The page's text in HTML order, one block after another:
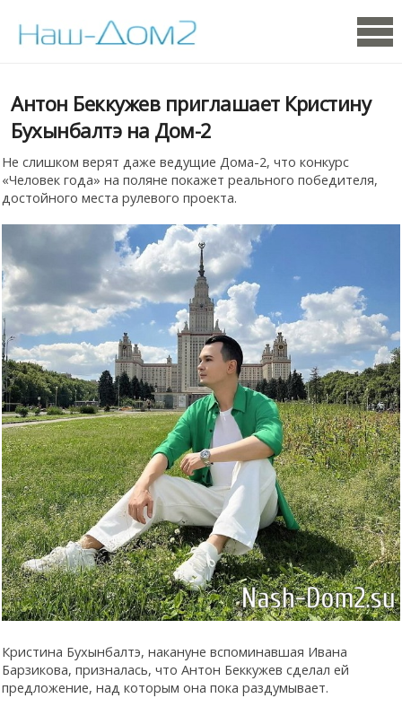
Антон Беккужев приглашает Кристину
Бухынбалтэ на Дом-2
Не слишком верят даже ведущие Дома-2, что конкурс
«Человек года» на поляне покажет реального победителя,
достойного места рулевого проекта.
Кристина Бухынбалтэ, накануне вспоминавшая Ивана
Барзикова, призналась, что Антон Беккужев сделал ей
предложение, над которым она пока раздумывает.